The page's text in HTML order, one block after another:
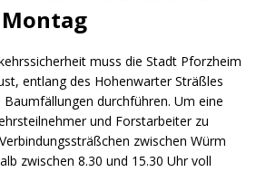
muss die Stadt Pforzheim
entlang des Hohenwarter Sträßles
durchführen. Um eine
und Forstarbeiter zu
zwischen Würm
zwischen 8.30 und 15.30 Uhr voll